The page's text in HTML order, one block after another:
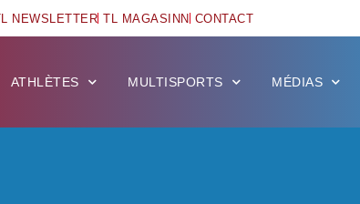
NEWSLETTER TL MAGASINN CONTACT
ATHLÈTES MULTISPORTS MÉDIAS